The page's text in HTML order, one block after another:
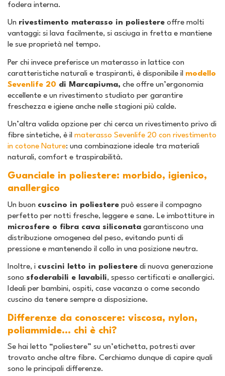
fodera interna.
Un rivestimento materasso in poliestere offre molti
vantaggi: si lava facilmente, si asciuga in fretta e mantiene
le sue proprietà nel tempo.
Per chi invece preferisce un materasso in lattice con
caratteristiche naturali e traspiranti, è disponibile il modello
Sevenlife 20 di Marcapiuma, che offre un’ergonomia
eccellente e un rivestimento studiato per garantire
freschezza e igiene anche nelle stagioni più calde.
Un’altra valida opzione per chi cerca un rivestimento privo di
fibre sintetiche, è il materasso Sevenlife 20 con rivestimento
in cotone Nature: una combinazione ideale tra materiali
naturali, comfort e traspirabilità.
Guanciale in poliestere: morbido, igienico,
anallergico
Un buon cuscino in poliestere può essere il compagno
perfetto per notti fresche, leggere e sane. Le imbottiture in
microsfere o fibra cava siliconata garantiscono una
distribuzione omogenea del peso, evitando punti di
pressione e mantenendo il collo in una posizione neutra.
Inoltre, i cuscini letto in poliestere di nuova generazione
sono sfoderabili e lavabili, spesso certificati e anallergici.
Ideali per bambini, ospiti, case vacanza o come secondo
cuscino da tenere sempre a disposizione.
Differenze da conoscere: viscosa, nylon,
poliammide… chi è chi?
Se hai letto “poliestere” su un’etichetta, potresti aver
trovato anche altre fibre. Cerchiamo dunque di capire quali
sono le principali differenze.